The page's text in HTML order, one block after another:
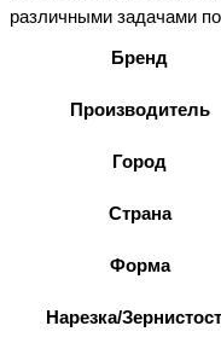
различными задачами
Бренд
Производитель
Город
Страна
Форма
Нарезка/